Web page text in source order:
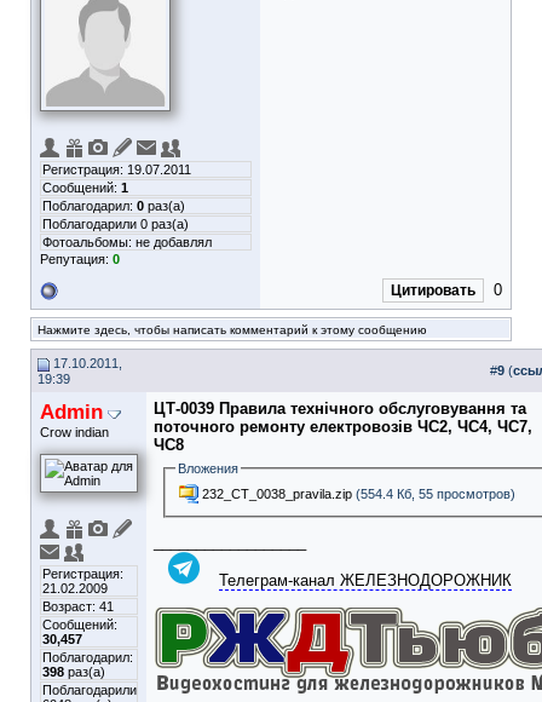
Регистрация: 19.07.2011
Сообщений: 1
Поблагодарил: 0 раз(а)
Поблагодарили 0 раз(а)
Фотоальбомы: не добавлял
Репутация: 0
Цитировать 0
Нажмите здесь, чтобы написать комментарий к этому сообщению
17.10.2011,
19:39
#9 (
Admin
Crow indian
Регистрация:
21.02.2009
Возраст: 41
Сообщений:
30,457
Поблагодарил:
398 раз(а)
Поблагодарили
ЦТ-0039 Правила технічного обслуговування та
поточного ремонту електровозів ЧС2, ЧС4, ЧС7,
ЧС8
Вложения
232_CT_0038_pravila.zip (554.4 Кб, 55 просмотров)
Телеграм-канал ЖЕЛЕЗНОДОРОЖНИК